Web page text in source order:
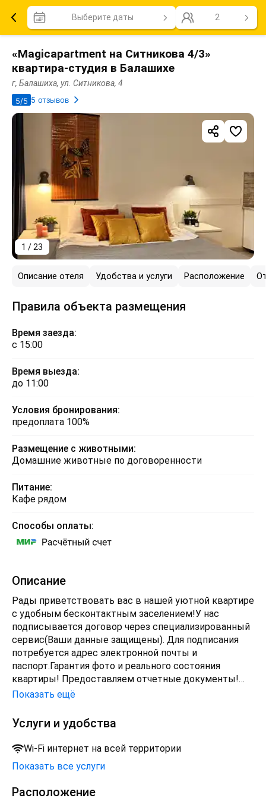
Выберите даты 2
«Magicapartment на Ситникова 4/3»
квартира-студия в Балашихе
г, Балашиха, ул. Ситникова, 4
5/5 5 отзывов
1 / 23
Описание отеля Удобства и услуги Расположение
Правила объекта размещения
Время заезда:
с 15:00
Время выезда:
до 11:00
Условия бронирования:
предоплата 100%
Размещение с животными:
Домашние животные по договоренности
Питание:
Кафе рядом
Способы оплаты:
Описание
Рады приветствовать вас в нашей уютной квартире
с удобным бесконтактным зaceлeниeм!У нас
подписывается договор через специализированный
сервис(Ваши данные защищены). Для подписания
потребуется адрес электронной почты и
паспорт.Гарантия фото и реального состояния
квартиры! Предоставляем отчетные документы!
ПРАВИЛА ПРОЖИВАНИЯЗаезд с 15:00, выезд до
только при наличии возможности или при полной
оплате предыдущих или последующих суток.Цена
указана при 2-местном размещении и в зависимости
от сроков проживания и количества гостей может
меняться.В выходные и праздничные дни действует
Показать ещё
Услуги и удобства
Wi-Fi интернет на всей территории
Показать все услуги
Расположение